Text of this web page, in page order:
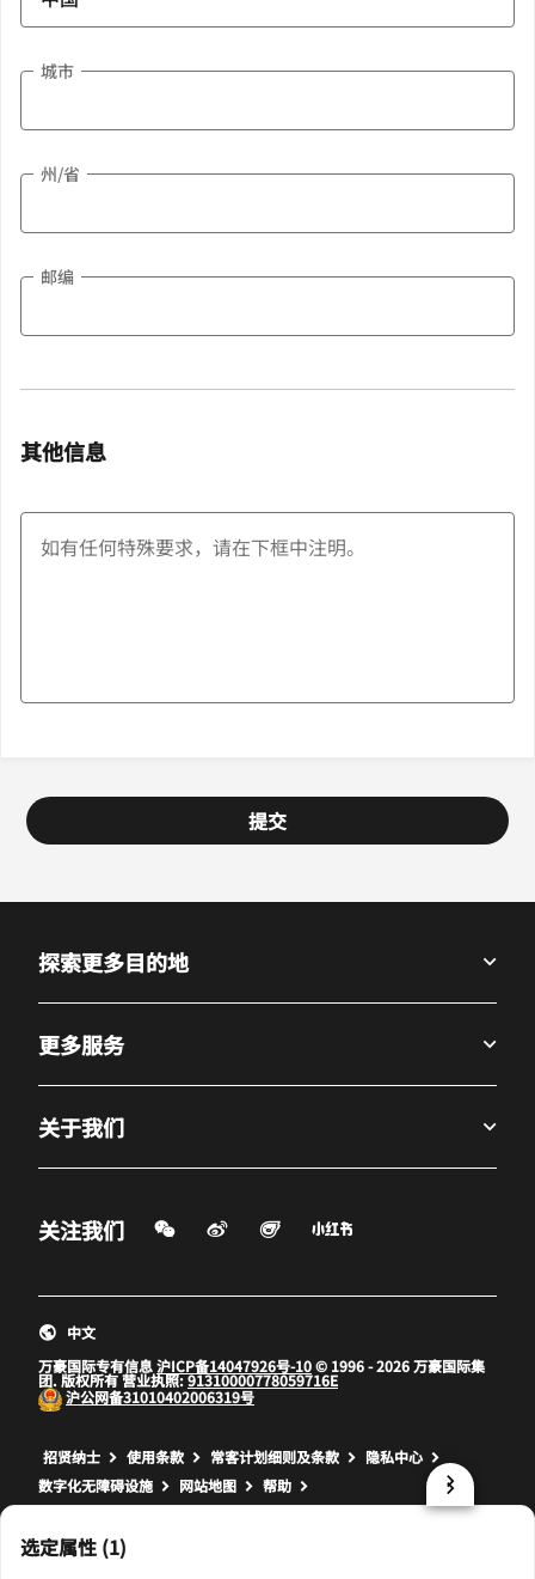
城市
州/省
邮编
其他信息
提交
选定属性 (1)
探索更多目的地
更多服务
关于我们
关注我们 微信扫一扫
微博
打开新窗口
飞猪
打开新窗口打开新窗口
万豪国际专有信息沪ICP备14047926号-10© 1996 - 2026 万豪国际集
团. 版权所有 营业执照:91310000778059716E
沪公网备31010402006319号
中文
招贤纳士 打开新窗口
使用条款 打开新窗口
常客计划细则及条款 打开新窗口
隐私中心
数字化无障碍设施
网站地图 帮助
prod32,7098AF2A-B5E3-5AF9-89D2-FB6967CBA69E,NA